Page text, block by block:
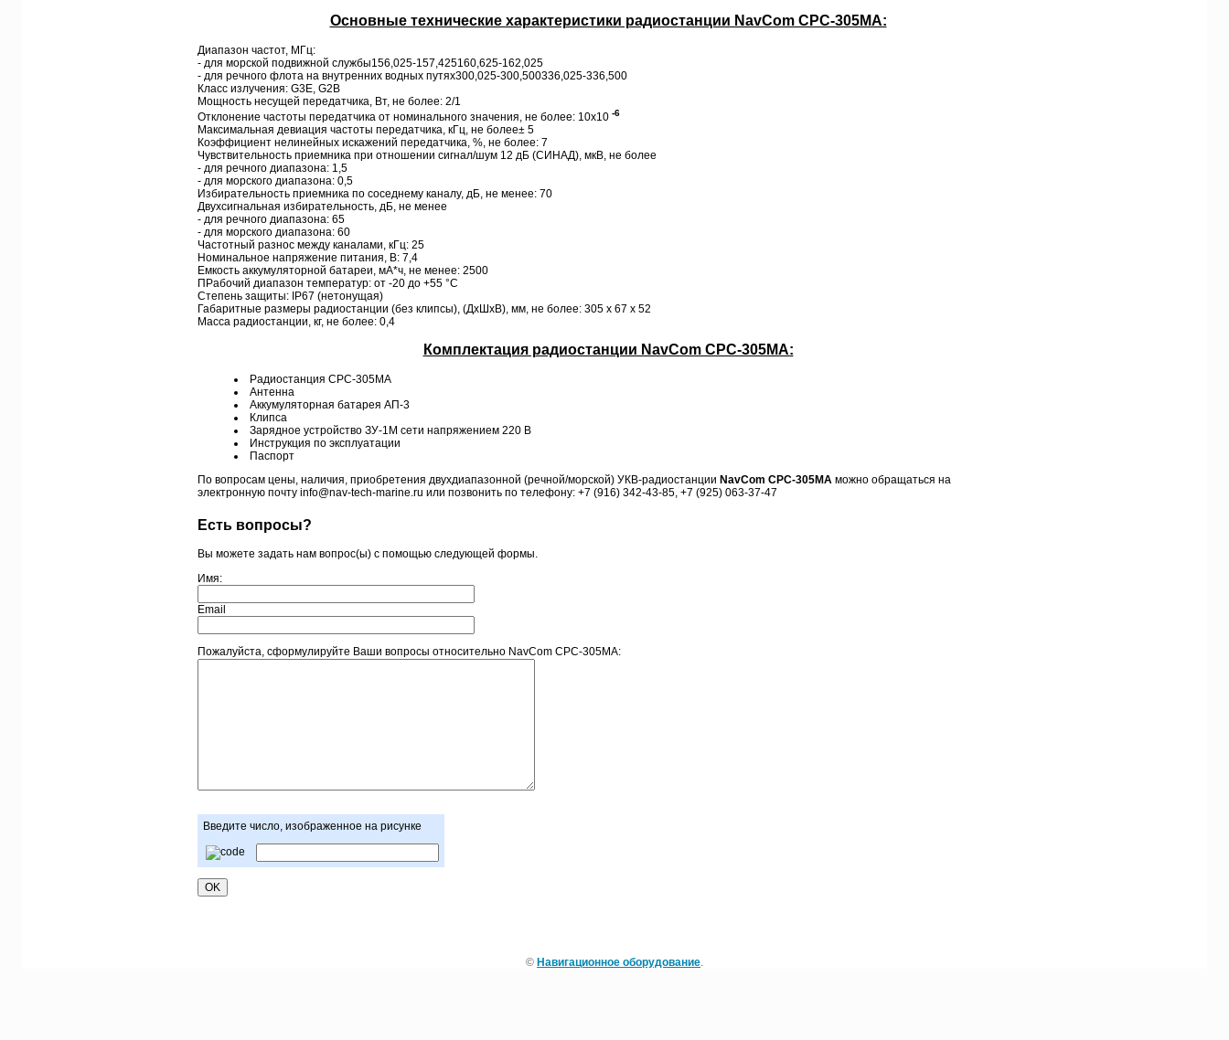
Основные технические характеристики радиостанции NavCom СРС-305MA:
Диапазон частот, МГц:
- для морской подвижной службы156,025-157,425160,625-162,025
- для речного флота на внутренних водных путях300,025-300,500336,025-336,500
Класс излучения: G3E, G2B
Мощность несущей передатчика, Вт, не более: 2/1
Отклонение частоты передатчика от номинального значения, не более: 10х10 -6
Максимальная девиация частоты передатчика, кГц, не более± 5
Коэффициент нелинейных искажений передатчика, %, не более: 7
Чувствительность приемника при отношении сигнал/шум 12 дБ (СИНАД), мкВ, не более
- для речного диапазона: 1,5
- для морского диапазона: 0,5
Избирательность приемника по соседнему каналу, дБ, не менее: 70
Двухсигнальная избирательность, дБ, не менее
- для речного диапазона: 65
- для морского диапазона: 60
Частотный разнос между каналами, кГц: 25
Номинальное напряжение питания, В: 7,4
Емкость аккумуляторной батареи, мА*ч, не менее: 2500
ПРабочий диапазон температур: от -20 до +55 °С
Степень защиты: IP67 (нетонущая)
Габаритные размеры радиостанции (без клипсы), (ДхШхВ), мм, не более: 305 х 67 х 52
Масса радиостанции, кг, не более: 0,4
Комплектация радиостанции NavCom СРС-305MA:
Радиостанция СРС-305MA
Антенна
Аккумуляторная батарея АП-3
Клипса
Зарядное устройство ЗУ-1М сети напряжением 220 В
Инструкция по эксплуатации
Паспорт
По вопросам цены, наличия, приобретения двухдиапазонной (речной/морской) УКВ-радиостанции NavCom СРС-305MA можно обращаться на
электронную почту info@nav-tech-marine.ru или позвонить по телефону: +7 (916) 342-43-85, +7 (925) 063-37-47
Есть вопросы?
Вы можете задать нам вопрос(ы) с помощью следующей формы.
Имя:
Email
Пожалуйста, сформулируйте Ваши вопросы относительно NavCom СРС-305MA:
Введите число, изображенное на рисунке
© Навигационное оборудование.